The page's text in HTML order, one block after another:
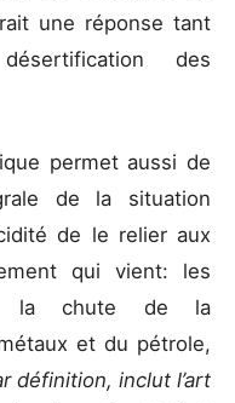
une réponse tant
des
permet aussi de
de la situation
de le relier aux
qui vient: les
la chute de la
et du pétrole,
définition, inclut l’art